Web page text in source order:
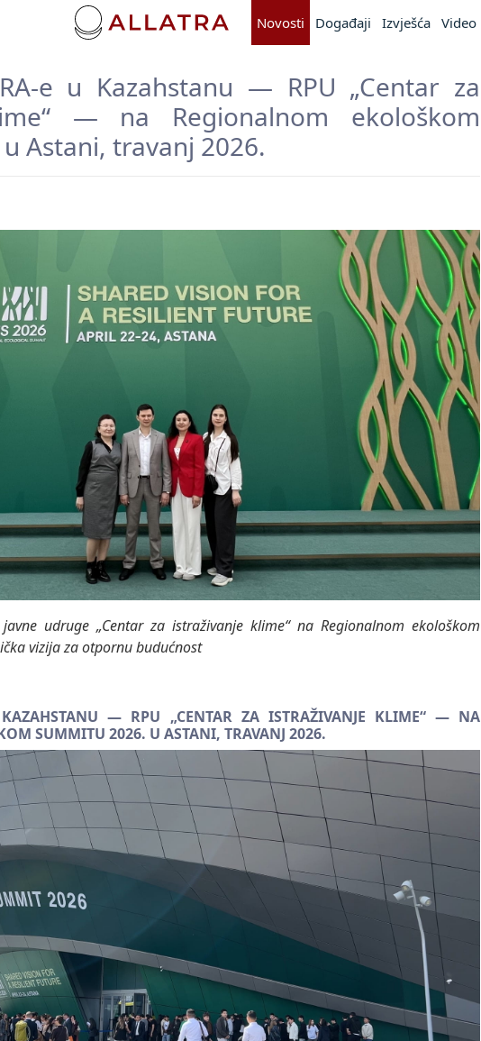
Novosti Događaji Izvješća Video
e u Kazahstanu — RPU „Centar za
— na Regionalnom ekološkom
Astani, travanj 2026.
udruge „Centar za istraživanje klime“ na Regionalnom ekološkom
vizija za otpornu budućnost
KAZAHSTANU — RPU „CENTAR ZA ISTRAŽIVANJE KLIME“ — NA
SUMMITU 2026. U ASTANI, TRAVANJ 2026.